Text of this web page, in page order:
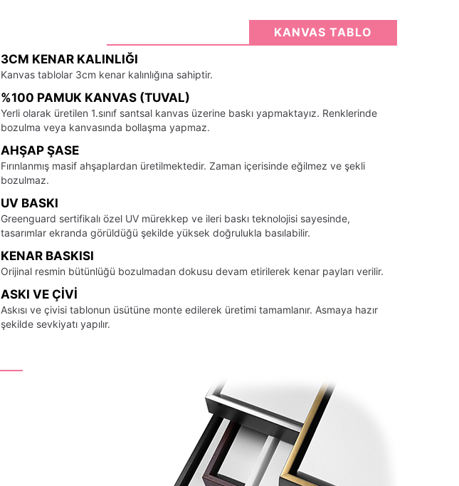
KANVAS TABLO
3CM KENAR KALINLIĞI
Kanvas tablolar 3cm kenar kalınlığına sahiptir.
%100 PAMUK KANVAS (TUVAL)
Yerli olarak üretilen 1.sınıf santsal kanvas üzerine baskı yapmaktayız. Renklerinde
bozulma veya kanvasında bollaşma yapmaz.
AHŞAP ŞASE
Fırınlanmış masif ahşaplardan üretilmektedir. Zaman içerisinde eğilmez ve şekli
bozulmaz.
UV BASKI
Greenguard sertifikalı özel UV mürekkep ve ileri baskı teknolojisi sayesinde,
tasarımlar ekranda görüldüğü şekilde yüksek doğrulukla basılabilir.
KENAR BASKISI
Orijinal resmin bütünlüğü bozulmadan dokusu devam etirilerek kenar payları verilir.
ASKI VE ÇIVI
Askısı ve çivisi tablonun üsütüne monte edilerek üretimi tamamlanır. Asmaya hazır
şekilde sevkiyatı yapılır.